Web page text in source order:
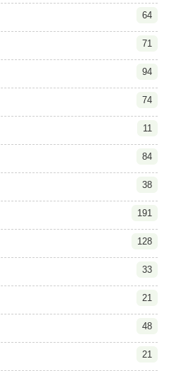
64
71
94
74
11
84
38
191
128
33
21
48
21